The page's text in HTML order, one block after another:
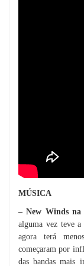
MÚSICA
– New Winds na
alguma vez teve a
agora terá
começaram por
das bandas mais